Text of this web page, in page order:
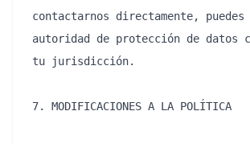
contactarnos directamente,
autoridad de protección de datos
tu jurisdicción.
7. MODIFICACIONES A LA POLÍTICA